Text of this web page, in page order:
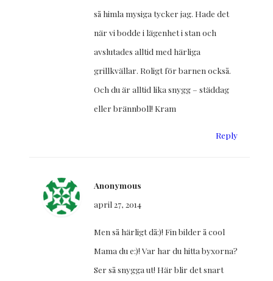
så himla mysiga tycker jag. Hade det
när vi bodde i lägenhet i stan och
avslutades alltid med härliga
grillkvällar. Roligt för barnen också.
Och du är alltid lika snygg – städdag
eller brännboll! Kram
Reply
Anonymous
april 27, 2014
Men så härligt då:)! Fin bilder å cool
Mama du e:)! Var har du hitta byxorna?
Ser så snygga ut! Här blir det snart